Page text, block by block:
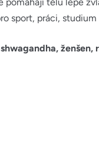
sport, práci,
ženšen,